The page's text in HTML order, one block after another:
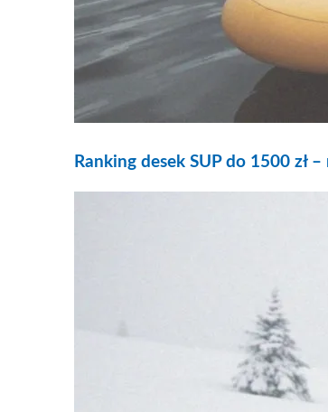
Ranking desek SUP do 1500 zł